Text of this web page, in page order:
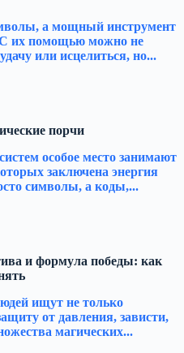
а мощный инструмент
С их помощью можно не
или исцелиться, но...
порчи
особое место занимают
заключена энергия
символы, а коды,...
и формула победы: как
ищут не только
от давления, зависти,
магических...